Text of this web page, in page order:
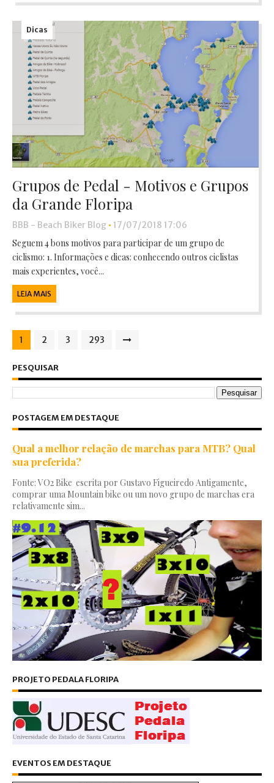
Dicas
Grupos de Pedal - Motivos e Grupos
da Grande Floripa
BBB - Beach Biker Blog • 17/07/2018 17:06
Seguem 4 bons motivos para participar de um grupo de
ciclismo: 1. Informações e dicas: conhecendo outros ciclistas
mais experientes, você...
LEIA MAIS
1 2 3 293
PESQUISAR
POSTAGEM EM DESTAQUE
Qual a melhor relação de marchas para MTB? Qual
sua preferida?
Fonte: VO2 Bike escrita por Gustavo Figueiredo Antigamente,
comprar uma Mountain bike ou um novo grupo de marchas era
relativamente sim...
PROJETO PEDALA FLORIPA
EVENTOS EM DESTAQUE